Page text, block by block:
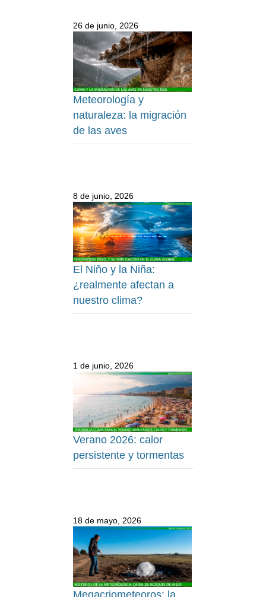
26 de junio, 2026
Meteorología y
naturaleza: la migración
de las aves
8 de junio, 2026
El Niño y la Niña:
¿realmente afectan a
nuestro clima?
1 de junio, 2026
Verano 2026: calor
persistente y tormentas
18 de mayo, 2026